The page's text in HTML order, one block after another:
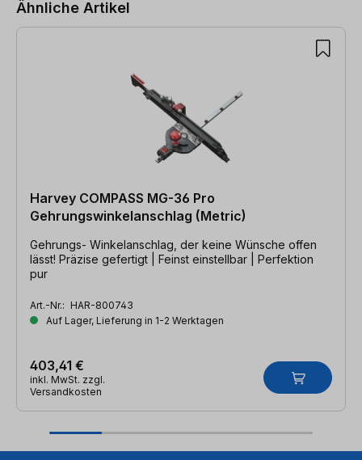
Ähnliche Artikel
Harvey COMPASS MG-36 Pro
Gehrungswinkelanschlag (Metric)
Gehrungs- Winkelanschlag, der keine Wünsche offen
lässt! Präzise gefertigt | Feinst einstellbar | Perfektion
pur
Art.-Nr.: HAR-800743
Auf Lager, Lieferung in 1-2 Werktagen
403,41 €
inkl. MwSt. zzgl.
Versandkosten